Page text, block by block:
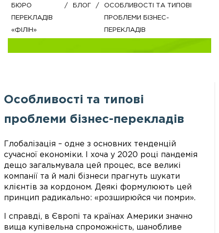
Бюро
перекладів
«Філін»
/ Блог /
Особливості та типові
проблеми бізнес-
перекладів
Особливості та типові
проблеми бізнес-перекладів
Глобалізація – одне з основних тенденцій
сучасної економіки. І хоча у 2020 році пандемія
дещо загальмувала цей процес, все великі
компанії та й малі бізнеси прагнуть шукати
клієнтів за кордоном. Деякі формулюють цей
принцип радикально: «розширюйся чи помри».
І справді, в Європі та країнах Америки значно
вища купівельна спроможність, шанобливе